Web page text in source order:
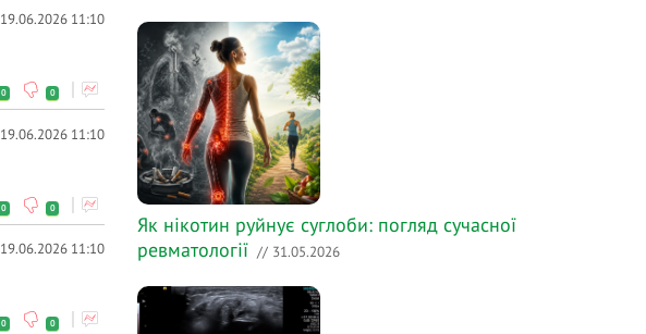
19.06.2026 11:10
0 0
19.06.2026 11:10
0 0
19.06.2026 11:10
0 0
Як нікотин руйнує суглоби: погляд сучасної
ревматології // 31.05.2026